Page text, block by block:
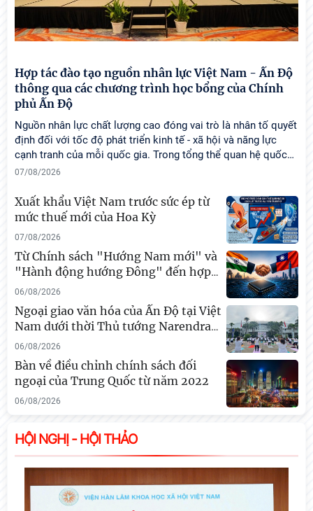
Lào và bài học kinh nghiệm của Cộng hòa Xã hội…
Viện Hàn lâm Khoa học xã hội Việt Nam và Học
viện Chính trị và Hành chính quốc gia Lào ký Thỏa
thuận hợp tác giai đoạn 2026 - 2030
05/08/2026
Chủ tịch Viện Hàn lâm Khoa học xã hội Việt Nam
thăm và làm việc tại Viện Khoa học Kinh tế và Xã
hội Quốc gia Lào
Hợp tác đào tạo nguồn nhân lực Việt Nam - Ấn Độ
thông qua các chương trình học bổng của Chính
phủ Ấn Độ
Nguồn nhân lực chất lượng cao đóng vai trò là nhân tố quyết
định đối với tốc độ phát triển kinh tế - xã hội và năng lực
cạnh tranh của mỗi quốc gia. Trong tổng thể quan hệ quốc…
07/08/2026
Xuất khẩu Việt Nam trước sức ép từ
mức thuế mới của Hoa Kỳ
07/08/2026
Từ Chính sách "Hướng Nam mới" và
"Hành động hướng Đông" đến hợp…
06/08/2026
Ngoại giao văn hóa của Ấn Độ tại Việt
Nam dưới thời Thủ tướng Narendra…
06/08/2026
Bàn về điều chỉnh chính sách đối
ngoại của Trung Quốc từ năm 2022
06/08/2026
HỘI NGHỊ - HỘI THẢO